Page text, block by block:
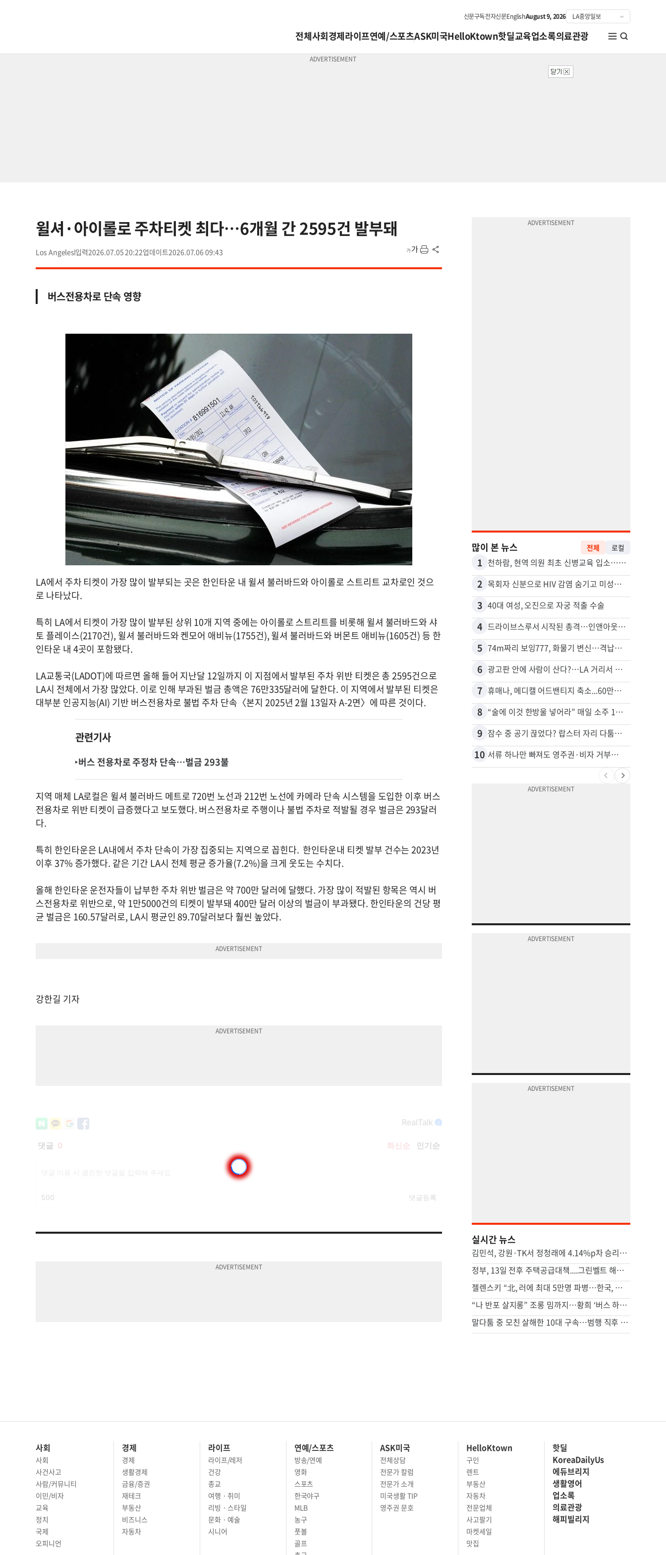
신문구독전자신문EnglishAugust 9, 2026
전체사회경제라이프연예/스포츠ASK미국HelloKtown핫딜교육업소록의료관광
윌셔·아이롤로 주차티켓 최다…6개월 간 2595건 발부돼
Los Angeles 2026.07.05 20:22 2026.07.06 09:43
버스전용차로 단속 영향
LA에서 주차 티켓이 가장 많이 발부되는 곳은 한인타운 내 윌셔 불러바드와 아이롤로 스트리트 교차로인 것으
로 나타났다.
특히 LA에서 티켓이 가장 많이 발부된 상위 10개 지역 중에는 아이롤로 스트리트를 비롯해 윌셔 불러바드와 샤
토 플레이스(2170건), 윌셔 불러바드와 켄모어 애비뉴(1755건), 윌셔 불러바드와 버몬트 애비뉴(1605건) 등 한
인타운 내 4곳이 포함됐다.
LA교통국(LADOT)에 따르면 올해 들어 지난달 12일까지 이 지점에서 발부된 주차 위반 티켓은 총 2595건으로
LA시 전체에서 가장 많았다. 이로 인해 부과된 벌금 총액은 76만335달러에 달한다. 이 지역에서 발부된 티켓은
대부분 인공지능(AI) 기반 버스전용차로 불법 주차 단속〈본지 2025년 2월 13일자 A-2면〉에 따른 것이다.
관련기사
버스 전용차로 주정차 단속…벌금 293불
지역 매체 LA로컬은 윌셔 불러바드 메트로 720번 노선과 212번 노선에 카메라 단속 시스템을 도입한 이후 버스
전용차로 위반 티켓이 급증했다고 보도했다. 버스전용차로 주행이나 불법 주차로 적발될 경우 벌금은 293달러
다.
특히 한인타운은 LA내에서 주차 단속이 가장 집중되는 지역으로 꼽힌다. 한인타운내 티켓 발부 건수는 2023년
이후 37% 증가했다. 같은 기간 LA시 전체 평균 증가율(7.2%)을 크게 웃도는 수치다.
올해 한인타운 운전자들이 납부한 주차 위반 벌금은 약 700만 달러에 달했다. 가장 많이 적발된 항목은 역시 버
스전용차로 위반으로, 약 1만5000건의 티켓이 발부돼 400만 달러 이상의 벌금이 부과됐다. 한인타운의 건당 평
균 벌금은 160.57달러로, LA시 평균인 89.70달러보다 훨씬 높았다.
강한길 기자
많이 본 뉴스 전체 로컬
1 천하람, 현역 의원 최초 신병교육 입소…논산서 2박3일 생활
2 목회자 신분으로 HIV 감염 숨기고 미성년자와 성관계
3 40대 여성, 오진으로 자궁 적출 수술
4 드라이브스루서 시작된 총격…인앤아웃 참사 영상 공개
5 74m짜리 보잉777, 화물기 변신…격납고서 ‘보물’ 찾는 인천공항
6 광고판 안에 사람이 산다?…LA 거리서 화제
7 휴매나, 메디캘 어드밴티지 축소...60만명 플랜 상실 위기
8 “술에 이것 한방울 넣어라” 매일 소주 1병 까는 91세의 철칙
9 잠수 중 공기 끊었다? 랍스터 자리 다툼이 살인미수 사건으로
10 서류 하나만 빠져도 영주권·비자 거부…심사관 재량권 대폭 확대
실시간 뉴스
김민석, 강원·TK서 정청래에 4.14%p차 승리…격차 벌렸다
정부, 13일 전후 주택공급대책....그린벨트 해제 등 ‘영끌 대책’ 거론
젤렌스키 “北, 러에 최대 5만명 파병…한국, 방공망 지원해달라”
“나 반포 살지롱” 조롱 밈까지…황희 ‘버스 하우스’ 제안 후폭풍
말다툼 중 모친 살해한 10대 구속…범행 직후 반려견도 죽여
사회
사회
사건사고
사람/커뮤니티
이민/비자
교육
정치
경제
경제
생활경제
금융/증권
재테크
부동산
라이프
라이프/레저
건강
종교
여행 · 취미
리빙 · 스타일
연예/스포츠
방송/연예
영화
스포츠
한국야구
MLB
농구
ASK미국
전체상담
전문가 칼럼
전문가 소개
HelloKtown
구인
렌트
부동산
자동차
전문업체
사고팔기
핫딜
KoreaDailyUs
에듀브리지
생활영어
업소록